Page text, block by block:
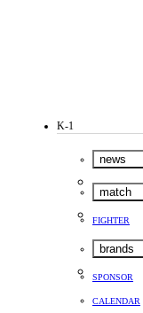
K-1
news
match
FIGHTER
brands
SPONSOR
CALENDAR